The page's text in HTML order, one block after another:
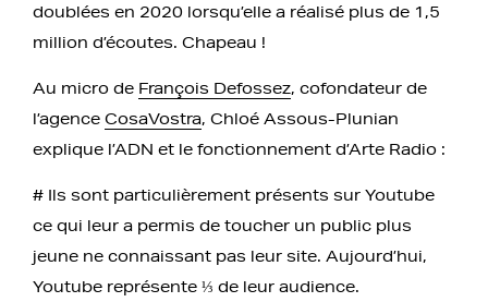
doublées en 2020 lorsqu’elle a réalisé plus de 1,5
million d’écoutes. Chapeau !
Au micro de François Defossez, cofondateur de
l’agence CosaVostra, Chloé Assous-Plunian
explique l’ADN et le fonctionnement d’Arte Radio :
# Ils sont particulièrement présents sur Youtube
ce qui leur a permis de toucher un public plus
jeune ne connaissant pas leur site. Aujourd’hui,
Youtube représente ⅓ de leur audience.